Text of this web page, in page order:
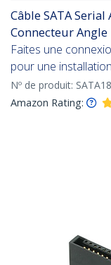
Câble SATA Serial
Connecteur
Faites une
pour une
Nº de produit:
Amazon Rating: